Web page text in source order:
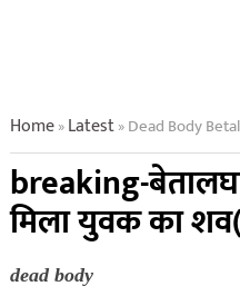
Home»Latest»Dead Body
breaking-
मिला युवक का
dead body